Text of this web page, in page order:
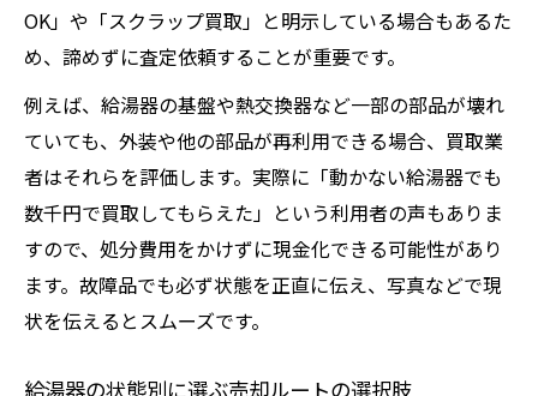
OK」や「スクラップ買取」と明示している場合もあるた
め、諦めずに査定依頼することが重要です。
例えば、給湯器の基盤や熱交換器など一部の部品が壊れ
ていても、外装や他の部品が再利用できる場合、買取業
者はそれらを評価します。実際に「動かない給湯器でも
数千円で買取してもらえた」という利用者の声もありま
すので、処分費用をかけずに現金化できる可能性があり
ます。故障品でも必ず状態を正直に伝え、写真などで現
状を伝えるとスムーズです。
給湯器の状態別に選ぶ売却ルートの選択肢